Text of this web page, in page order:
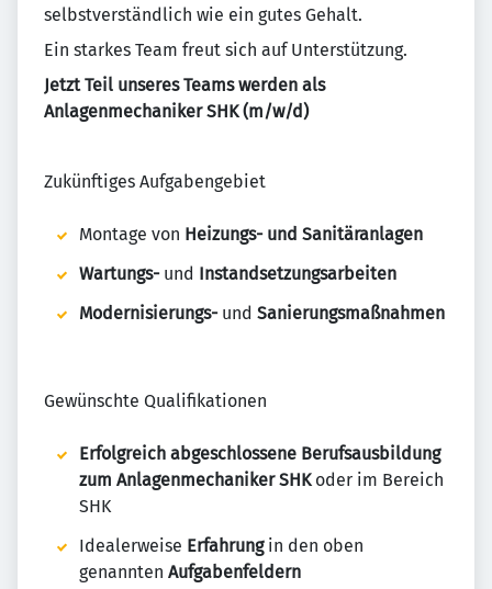
selbstverständlich wie ein gutes Gehalt.
Ein starkes Team freut sich auf Unterstützung.
Jetzt Teil unseres Teams werden als
Anlagenmechaniker SHK (m/w/d)
Zukünftiges Aufgabengebiet
Montage von Heizungs- und Sanitäranlagen
Wartungs-und Instandsetzungsarbeiten
Modernisierungs-und Sanierungsmaßnahmen
Gewünschte Qualifikationen
Erfolgreich abgeschlossene Berufsausbildung
zum Anlagenmechaniker SHKoder im Bereich
SHK
Idealerweise Erfahrungin den oben
genannten Aufgabenfeldern